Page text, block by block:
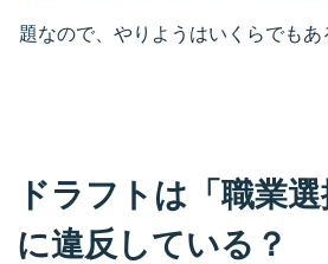
題なので、やりようはいくらでもあ
ドラフトは「職業選
に違反している？